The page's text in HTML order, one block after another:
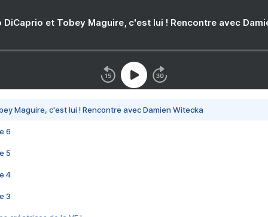
DiCaprio et Tobey Maguire, c'est lui ! Rencontre avec
Maguire, c'est lui ! Rencontre avec Damien Witecka
6
5
4
3